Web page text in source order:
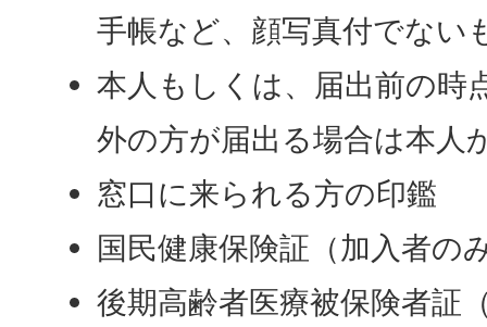
手帳など、顔写真付でない
本人もしくは、届出前の時
外の方が届出る場合は本人
窓口に来られる方の印鑑
国民健康保険証（加入者の
後期高齢者医療被保険者証